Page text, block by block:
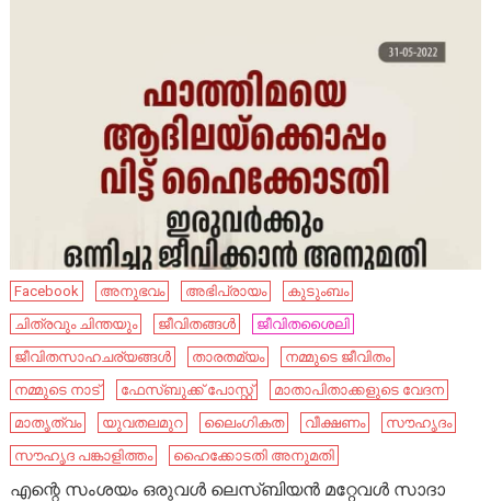
Facebook അനുഭവം അഭിപ്രായം
കുടുംബം
ചിത്രവും ചിന്തയും
ജീവിതങ്ങൾ
ജീവിതശൈലി
ജീവിതസാഹചര്യങ്ങൾ
താരതമ്യം
നമ്മുടെ ജീവിതം
നമ്മുടെ നാട്‌
ഫേസ്ബുക്ക് പോസ്റ്റ്
മാതാപിതാക്കളുടെ വേദന
മാതൃത്വം
യുവതലമുറ ലൈംഗികത വീക്ഷണം
സൗഹൃദം
സൗഹൃദ പങ്കാളിത്തം
ഹൈ​ക്കോ​ട​തി അ​നു​മ​തി
എന്റെ സംശയം ഒരുവൾ ലെസ്ബിയൻ മറ്റേവൾ സാദാ